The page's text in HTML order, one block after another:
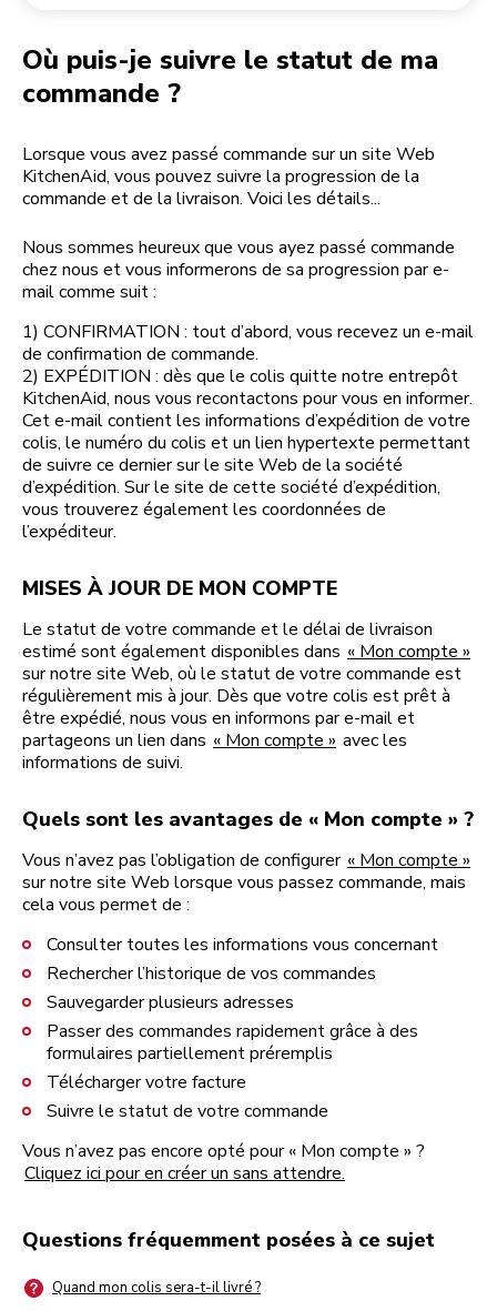
Où puis-je suivre le statut de ma
commande ?
Lorsque vous avez passé commande sur un site Web
KitchenAid, vous pouvez suivre la progression de la
commande et de la livraison. Voici les détails...
Nous sommes heureux que vous ayez passé commande
chez nous et vous informerons de sa progression par e-
mail comme suit :
1) CONFIRMATION : tout d’abord, vous recevez un e-mail
de confirmation de commande.
2) EXPÉDITION : dès que le colis quitte notre entrepôt
KitchenAid, nous vous recontactons pour vous en informer.
Cet e-mail contient les informations d’expédition de votre
colis, le numéro du colis et un lien hypertexte permettant
de suivre ce dernier sur le site Web de la société
d’expédition. Sur le site de cette société d’expédition,
vous trouverez également les coordonnées de
l’expéditeur.
MISES À JOUR DE MON COMPTE
Le statut de votre commande et le délai de livraison
estimé sont également disponibles dans « Mon compte »
sur notre site Web, où le statut de votre commande est
régulièrement mis à jour. Dès que votre colis est prêt à
être expédié, nous vous en informons par e-mail et
partageons un lien dans « Mon compte » avec les
informations de suivi.
Quels sont les avantages de « Mon compte » ?
Vous n’avez pas l’obligation de configurer « Mon compte »
sur notre site Web lorsque vous passez commande, mais
cela vous permet de :
Consulter toutes les informations vous concernant
Rechercher l’historique de vos commandes
Sauvegarder plusieurs adresses
Passer des commandes rapidement grâce à des
formulaires partiellement préremplis
Télécharger votre facture
Suivre le statut de votre commande
Vous n’avez pas encore opté pour « Mon compte » ?
Cliquez ici pour en créer un sans attendre.
Questions fréquemment posées à ce sujet
Quand mon colis sera-t-il livré ?